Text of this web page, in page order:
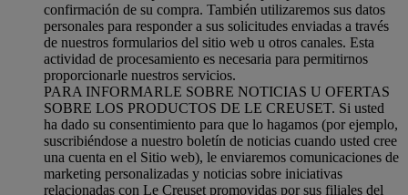
confirmación de su compra. También utilizaremos sus datos
personales para responder a sus solicitudes enviadas a través
de nuestros formularios del sitio web u otros canales. Esta
actividad de procesamiento es necesaria para permitirnos
proporcionarle nuestros servicios.
PARA INFORMARLE SOBRE NOTICIAS U OFERTAS
SOBRE LOS PRODUCTOS DE LE CREUSET. Si usted
ha dado su consentimiento para que lo hagamos (por ejemplo,
suscribiéndose a nuestro boletín de noticias cuando usted cree
una cuenta en el Sitio web), le enviaremos comunicaciones de
marketing personalizadas y noticias sobre iniciativas
relacionadas con Le Creuset promovidas por sus filiales del